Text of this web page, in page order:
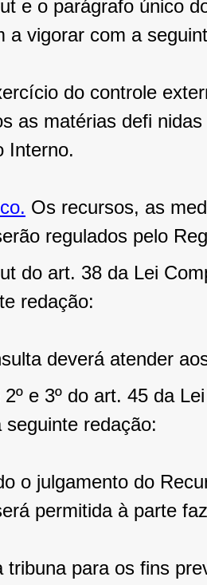
e o parágrafo único
a vigorar com a
do controle
as matérias defi
Interno.
Os recursos, as
regulados pelo
do art. 38 da Lei
redação:
deverá atender
e 3º do art. 45 da
redação:
o julgamento do
permitida à parte
tribuna para os fins